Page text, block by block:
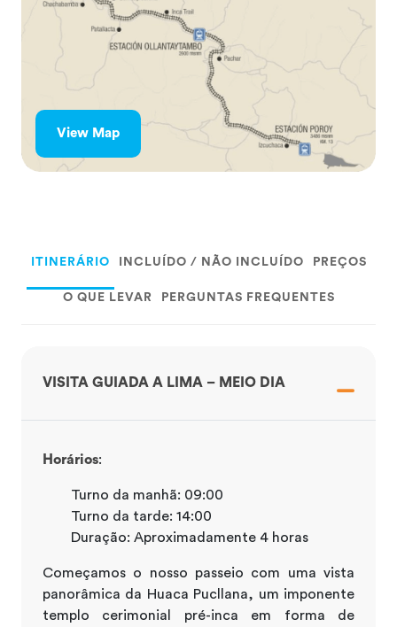
View Map
ITINERÁRIO INCLUÍDO / NÃO INCLUÍDO PREÇOS
O QUE LEVAR PERGUNTAS FREQUENTES
VISITA GUIADA A LIMA – MEIO DIA
Horários:
Turno da manhã: 09:00
Turno da tarde: 14:00
Duração: Aproximadamente 4 horas
Começamos o nosso passeio com uma vista
panorâmica da Huaca Pucllana, um imponente
templo cerimonial pré-inca em forma de